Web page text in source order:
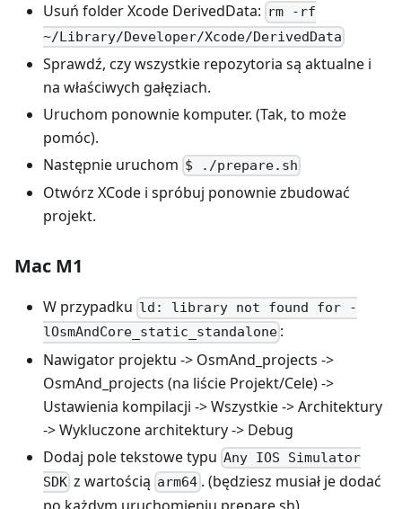
Usuń folder Xcode DerivedData: rm -rf
~/Library/Developer/Xcode/DerivedData
Sprawdź, czy wszystkie repozytoria są aktualne i
na właściwych gałęziach.
Uruchom ponownie komputer. (Tak, to może
pomóc).
Następnie uruchom $ ./prepare.sh
Otwórz XCode i spróbuj ponownie zbudować
projekt.
Mac M1
W przypadku ld: library not found for -
lOsmAndCore_static_standalone :
Nawigator projektu -> OsmAnd_projects ->
OsmAnd_projects (na liście Projekt/Cele) ->
Ustawienia kompilacji -> Wszystkie -> Architektury
-> Wykluczone architektury -> Debug
Dodaj pole tekstowe typu Any IOS Simulator
SDK z wartością arm64. (będziesz musiał je dodać